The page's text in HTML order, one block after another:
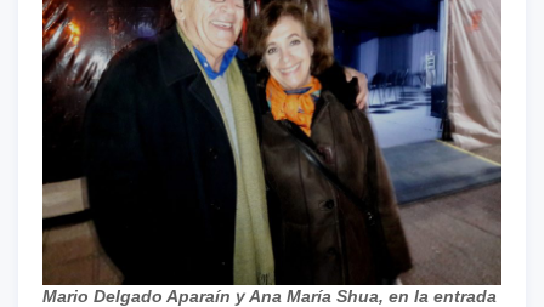
Mario Delgado Aparaín y Ana María Shua, en la entrada